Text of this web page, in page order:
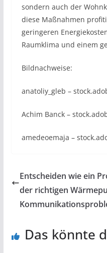
sondern auch der
diese Maßnahmen
geringeren
Raumklima und einem
Bildnachweise:
anatoliy_gleb –
Achim Banck–
amedeoemaja –
Entscheiden wie ein
der richtigen
Das könnte